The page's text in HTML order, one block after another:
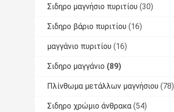
Σιδηρο μαγνήσιο πυριτίου (30)
Σιδηρο βάριο πυριτίου (16)
μαγγάνιο πυριτίου (16)
Σιδηρο μαγγάνιο (89)
Πλίνθωμα μετάλλων μαγνήσιου (78)
Σιδηρο χρώμιο άνθρακα (54)